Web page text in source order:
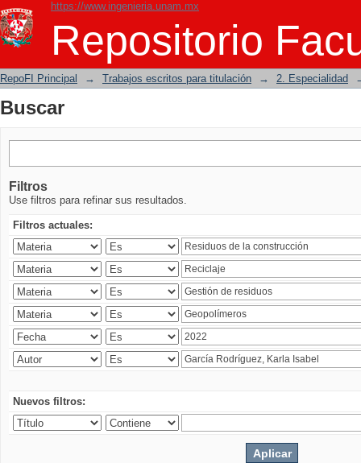
https://www.ingenieria.unam.mx
Repositorio
Buscar
RepoFI Principal → Trabajos escritos para titulación → 2. Especialidad
Buscar
Filtros
Use filtros para refinar sus resultados.
Filtros actuales:
Nuevos filtros: